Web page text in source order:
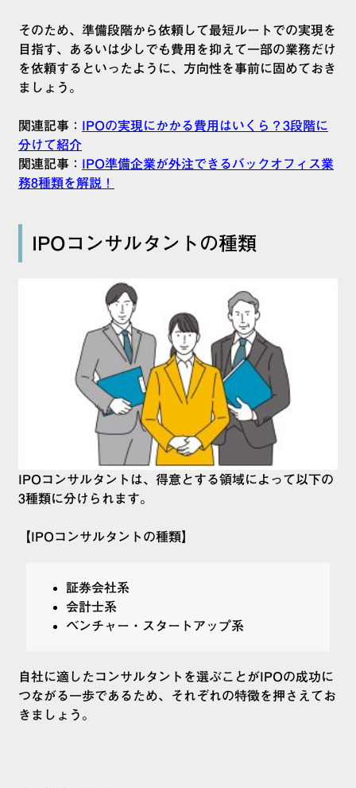
そのため、準備段階から依頼して最短ルートでの実現を
目指す、あるいは少しでも費用を抑えて一部の業務だけ
を依頼するといったように、方向性を事前に固めておき
ましょう。
関連記事： IPOの実現にかかる費用はいくら？3段階に
分けて紹介
関連記事： IPO準備企業が外注できるバックオフィス業
務8種類を解説！
IPOコンサルタントの種類
IPOコンサルタントは、得意とする領域によって以下の
3種類に分けられます。
【IPOコンサルタントの種類】
証券会社系
会計士系
ベンチャー・スタートアップ系
自社に適したコンサルタントを選ぶことがIPOの成功に
つながる一歩であるため、それぞれの特徴を押さえてお
きましょう。